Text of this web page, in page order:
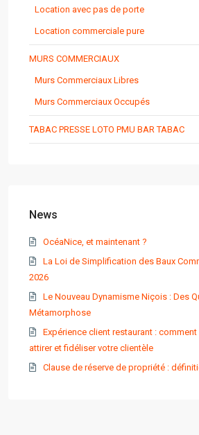
Location avec pas de porte
Location commerciale pure
MURS COMMERCIAUX
Murs Commerciaux Libres
Murs Commerciaux Occupés
TABAC PRESSE LOTO PMU BAR TABAC
News
OcéaNice, et maintenant ?
La Loi de Simplification des Baux
2026
Le Nouveau Dynamisme Niçois : Des
Métamorphose
Expérience client restaurant : comment
attirer et fidéliser votre clientèle
Clause de réserve de propriété :